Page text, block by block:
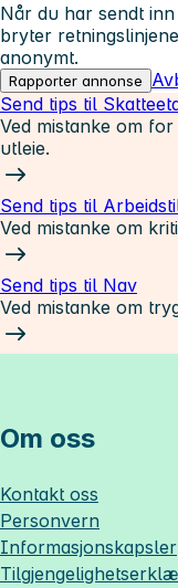
Når du har sendt
bryter
anonymt.
Rapporter annonse
Send tips til
Ved mistanke om
utleie.
Send tips til
Ved mistanke om
Send tips til Nav
Ved mistanke om
Om oss
Kontakt oss
Personvern
Informasjonskapsler